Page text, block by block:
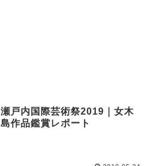
瀬戸内国際芸術祭2019｜女木
島作品鑑賞レポート